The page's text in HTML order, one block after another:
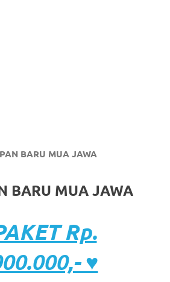
BARU MUA JAWA
BARU MUA JAWA
Rp.
♥